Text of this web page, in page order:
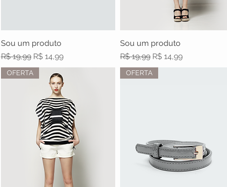
Visualização rápida
Sou um produto
Preço normal
R$ 19,99 Preço promocional
R$ 14,99
Visualização rápida
Sou um produto
Preço normal
R$ 19,99 Preço promocional
R$ 14,99
OFERTA OFERTA